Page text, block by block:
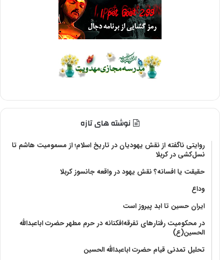
نوشته های تازه
روایتی ناگفته از نقش یهودیان در تاریخ اسلام؛ از مسمومیت هاشم تا
نسل‌کشی در کربلا
حقیقت یا افسانه؟‌ نقش یهود در واقعه جانسوز کربلا
وداع
ایران حسین تا ابد پیروز است
در محکومیت رفتارهای تفرقه‌افکنانه در حرم مطهر حضرت اباعبدالله
الحسین(ع)
تحلیل تمدنی قیام حضرت اباعبدالله الحسین